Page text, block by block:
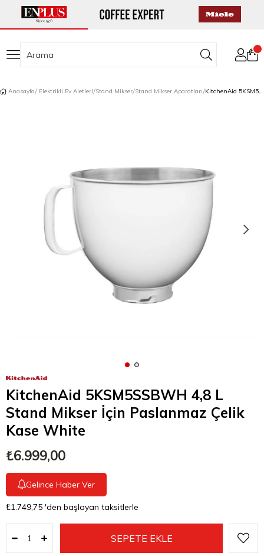
Anasayfa Elektrikli Ev Aletleri Stand Mikser Stand Mikser Aparatları KitchenAid 5KSM5SSBWH 4,8 L Stand Mikser İçin Paslanmaz Çelik Kase White
KitchenAid 5KSM5SSBWH 4,8 L
Stand Mikser İçin Paslanmaz Çelik
Kase White
₺6.999,00
Gelince Haber Ver
₺1.749,75 'den başlayan taksitlerle